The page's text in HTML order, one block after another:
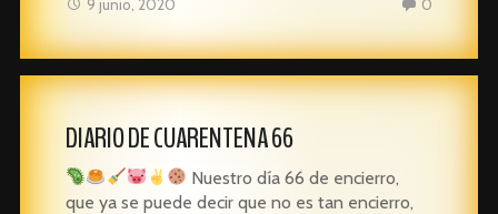
9 junio, 2020 0
DIARIO DE CUARENTENA 66
Nuestro día 66 de encierro,
que ya se puede decir que no es tan encierro,